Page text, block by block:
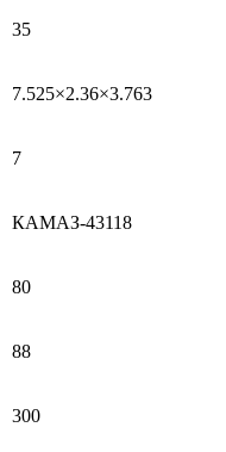
35
7.525×2.36×3.763
7
КАМАЗ-43118
80
88
300